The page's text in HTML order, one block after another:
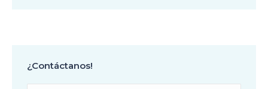
¿Contáctanos!